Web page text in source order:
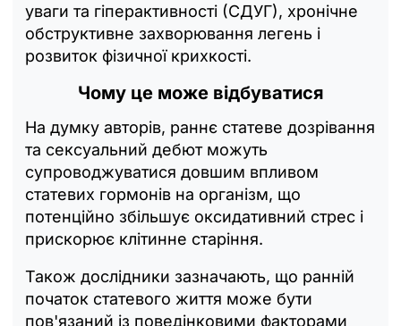
уваги та гіперактивності (СДУГ), хронічне
обструктивне захворювання легень і
розвиток фізичної крихкості.
Чому це може відбуватися
На думку авторів, раннє статеве дозрівання
та сексуальний дебют можуть
супроводжуватися довшим впливом
статевих гормонів на організм, що
потенційно збільшує оксидативний стрес і
прискорює клітинне старіння.
Також дослідники зазначають, що ранній
початок статевого життя може бути
пов'язаний із поведінковими факторами